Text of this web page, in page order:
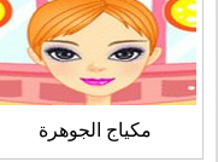
مكياج الجوهرة